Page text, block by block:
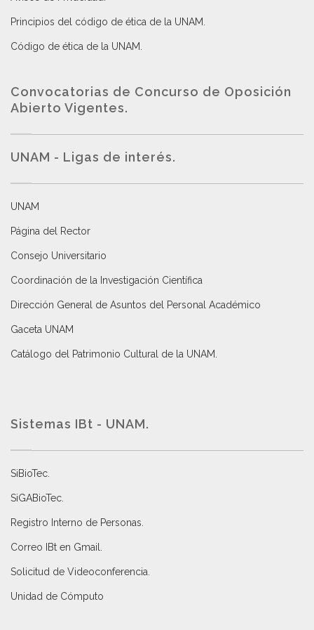
Principios del código de ética de la UNAM
Código de ética de la UNAM
Convocatorias de Concurso de Oposición
Abierto Vigentes.
UNAM - Ligas de interés.
UNAM
Página del Rector
Consejo Universitario
Coordinación de la Investigación Científica
Dirección General de Asuntos del Personal Académico
Gaceta UNAM
Catálogo del Patrimonio Cultural de la UNAM.
Sistemas IBt - UNAM.
SiBioTec
SiGABioTec.
Registro Interno de Personas
Correo IBt en Gmail
Solicitud de Videoconferencia.
Unidad de Cómputo